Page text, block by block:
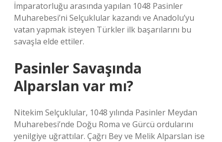
İmparatorluğu arasında yapılan 1048 Pasinler
Muharebesi’ni Selçuklular kazandı ve Anadolu’yu
vatan yapmak isteyen Türkler ilk başarılarını bu
savaşla elde ettiler.
Pasinler Savaşında
Alparslan var mı?
Nitekim Selçuklular, 1048 yılında Pasinler Meydan
Muharebesi’nde Doğu Roma ve Gürcü ordularını
yenilgiye uğrattılar. Çağrı Bey ve Melik Alparslan ise